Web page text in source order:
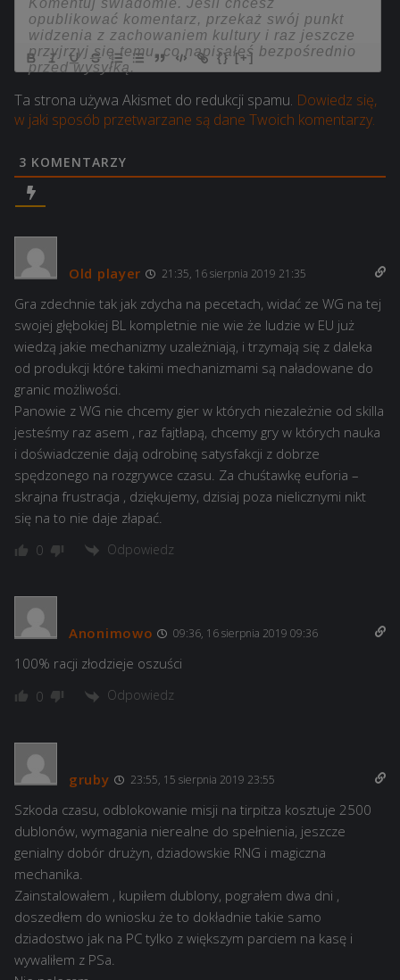
{} [+]
Ta strona używa Akismet do redukcji spamu. Dowiedz się,
w jaki sposób przetwarzane są dane Twoich komentarzy.
3 KOMENTARZY
Old player 21:35, 16 sierpnia 2019 21:35
Gra zdechnie tak jak zdycha na pecetach, widać ze WG na tej
swojej głębokiej BL kompletnie nie wie że ludzie w EU już
wiedzą jakie mechanizmy uzależniają, i trzymają się z daleka
od produkcji które takimi mechanizmami są naładowane do
granic możliwości.
Panowie z WG nie chcemy gier w których niezależnie od skilla
jesteśmy raz asem , raz fajtłapą, chcemy gry w których nauka
i doświadczenie dają odrobinę satysfakcji z dobrze
spędzonego na rozgrywce czasu. Za chuśtawkę euforia –
skrajna frustracja , dziękujemy, dzisiaj poza nielicznymi nikt
się na to nie daje złapać.
0 Odpowiedz
Anonimowo 09:36, 16 sierpnia 2019 09:36
100% racji złodzieje oszuści
0 Odpowiedz
gruby 23:55, 15 sierpnia 2019 23:55
Szkoda czasu, odblokowanie misji na tirpitza kosztuje 2500
dublonów, wymagania nierealne do spełnienia, jeszcze
genialny dobór drużyn, dziadowskie RNG i magiczna
mechanika.
Zainstalowałem , kupiłem dublony, pograłem dwa dni ,
doszedłem do wniosku że to dokładnie takie samo
dziadostwo jak na PC tylko z większym parciem na kasę i
wywaliłem z PSa.